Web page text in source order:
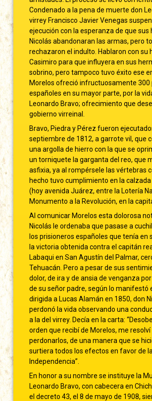
Condenado a la pena de muerte don
virrey Francisco Javier Venegas
ejecución con la esperanza de que sus
Nicolás abandonaran las armas, pero
rechazaron el indulto. Hablaron con su
Casimiro para que influyera en sus
sobrino, pero tampoco tuvo éxito ese
Morelos ofreció infructuosamente 300
españoles en su mayor parte, por la
Leonardo Bravo; ofrecimiento que
gobierno virreinal.
Bravo, Piedra y Pérez fueron
septiembre de 1812, a garrote vil, que
una argolla de hierro con la que se
un torniquete la garganta del reo, que
asfixia, ya al rompérsele las vértebras
hecho tuvo cumplimiento en la calzada
(hoy avenida Juárez, entre la Lotería
Monumento a la Revolución, en la
Al comunicar Morelos esta dolorosa
Nicolás le ordenaba que pasase a
los prisioneros españoles que tenía en
la victoria obtenida contra el capitán
Labaqui en San Agustín del Palmar,
Tehuacán. Pero a pesar de sus
dolor, de ira y de ansia de venganza
de su señor padre, según lo manifestó
dirigida a Lucas Alamán en 1850, don
perdonó la vida observando una
a la del virrey. Decía en la carta:
orden que recibí de Morelos, me resolví
perdonarlos, de una manera que se
surtiera todos los efectos en favor de
Independencia”.
En honor a su nombre se instituye la
Leonardo Bravo, con cabecera en
el decreto 43, el 8 de mayo de 1908,